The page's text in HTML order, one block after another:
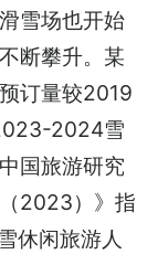
雪场也开始
断攀升。某
订量较2019
2024雪
国旅游研究
2023）》指
休闲旅游人